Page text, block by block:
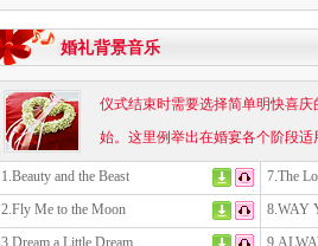
婚礼背景音乐
仪式结束时需要选择简单明快喜
始。这里例举出在婚宴各个阶段适
1.Beauty and the Beast
7.The
2.Fly Me to the Moon
8.WAY
3.Dream a Little Dream